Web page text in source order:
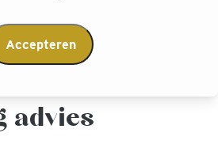
op met
advies
Accepteren